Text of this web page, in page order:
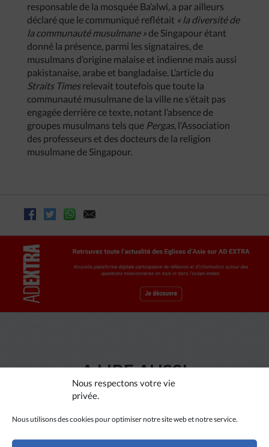
Nous respectons votre vie
privée.
Nous utilisons des cookies pour optimiser notre site web et notre service.
responsable de la mosquée Ba’alwi, a par ailleurs
déclaré que le communiqué reflétait « la diversité de
la communauté musulmane » de Singapour étant
donné la présence, parmi les signataires, de
musulmans d’origine malaise et indienne mais aussi
pakistanaise, arabe et bangladaise. L’article du
Straits Timesrelevait toutefois que toute la
communauté musulmane de la ville ne s’était pas
engagée derrière ce texte, notant l’absence de
groupes musulmans tels que Pergas, l’Association
des professeurs et des docteurs de la religion
musulmane de Singapour.
A LIRE AUSSI